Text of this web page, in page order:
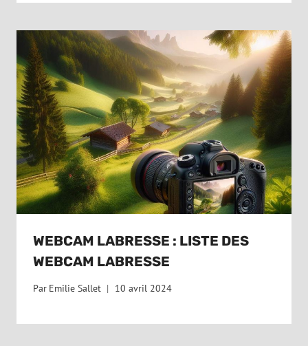
WEBCAM LABRESSE : LISTE DES
WEBCAM LABRESSE
Par Emilie Sallet 10 avril 2024